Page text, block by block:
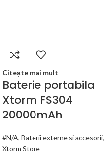
Citește mai mult
Baterie portabila
Xtorm FS304
20000mAh
#N/A, Baterii externe si accesorii,
Xtorm Store